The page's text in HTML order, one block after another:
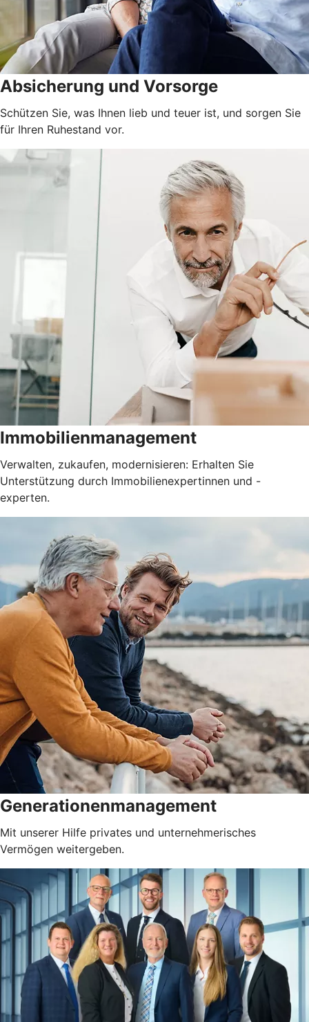
Absicherung und Vorsorge
Schützen Sie, was Ihnen lieb und teuer ist, und sorgen Sie
für Ihren Ruhestand vor.
Immobilienmanagement
Verwalten, zukaufen, modernisieren: Erhalten Sie
Unterstützung durch Immobilienexpertinnen und -
experten.
Generationenmanagement
Mit unserer Hilfe privates und unternehmerisches
Vermögen weitergeben.